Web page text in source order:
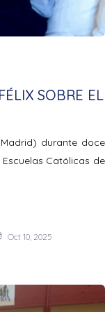
SOBRE EL
durante doce
Católicas de
Oct 10, 2025